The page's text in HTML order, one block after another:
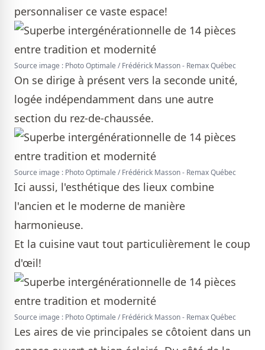
personnaliser ce vaste espace!
Source image : Photo Optimale / Frédérick Masson - Remax Québec
On se dirige à présent vers la seconde unité,
logée indépendamment dans une autre
section du rez-de-chaussée.
Source image : Photo Optimale / Frédérick Masson - Remax Québec
Ici aussi, l'esthétique des lieux combine
l'ancien et le moderne de manière
harmonieuse.
Et la cuisine vaut tout particulièrement le coup
d'œil!
Source image : Photo Optimale / Frédérick Masson - Remax Québec
Les aires de vie principales se côtoient dans un